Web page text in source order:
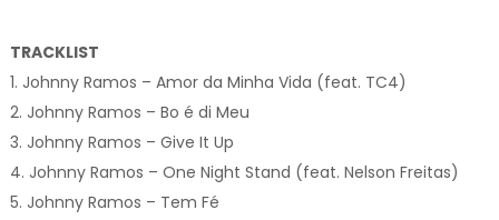
TRACKLIST
1. Johnny Ramos – Amor da Minha Vida (feat. TC4)
2. Johnny Ramos – Bo é di Meu
3. Johnny Ramos – Give It Up
4. Johnny Ramos – One Night Stand (feat. Nelson Freitas)
5. Johnny Ramos – Tem Fé